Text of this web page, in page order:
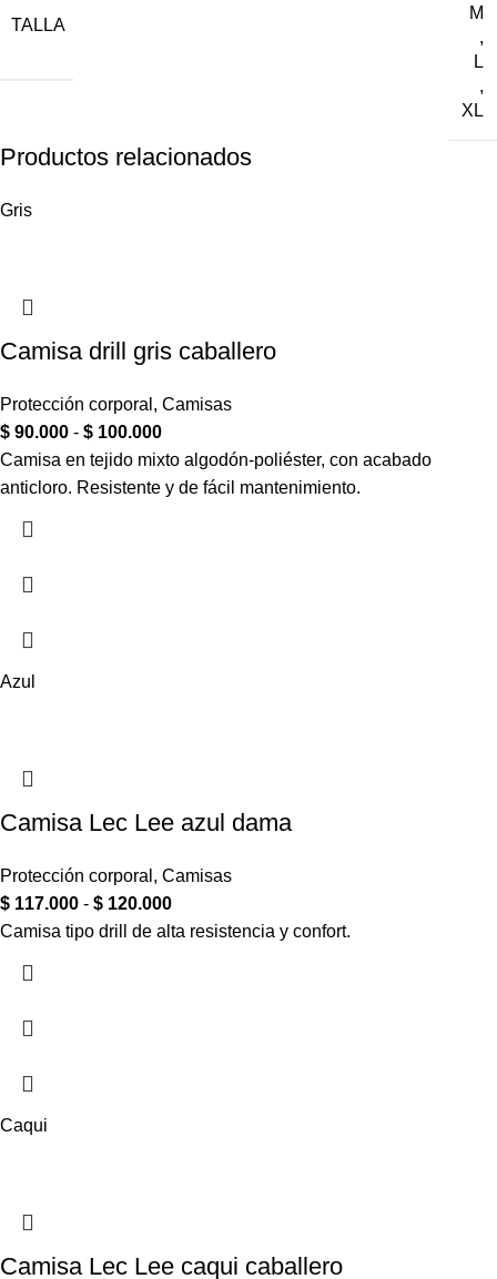
TALLA
M
,
L
,
XL
Productos relacionados
Gris
Camisa drill gris caballero
Protección corporal , Camisas
$ 90.000 - $ 100.000
Camisa en tejido mixto algodón-poliéster, con acabado
anticloro. Resistente y de fácil mantenimiento.
Azul
Camisa Lec Lee azul dama
Protección corporal , Camisas
$ 117.000 - $ 120.000
Camisa tipo drill de alta resistencia y confort.
Caqui
Camisa Lec Lee caqui caballero